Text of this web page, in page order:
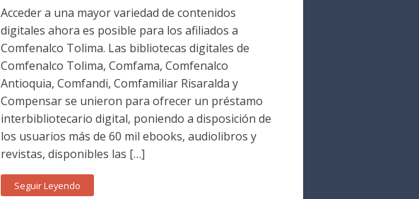
Acceder a una mayor variedad de contenidos
digitales ahora es posible para los afiliados a
Comfenalco Tolima. Las bibliotecas digitales de
Comfenalco Tolima, Comfama, Comfenalco
Antioquia, Comfandi, Comfamiliar Risaralda y
Compensar se unieron para ofrecer un préstamo
interbibliotecario digital, poniendo a disposición de
los usuarios más de 60 mil ebooks, audiolibros y
revistas, disponibles las […]
Seguir Leyendo